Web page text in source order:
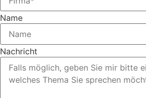
Name
Nachricht